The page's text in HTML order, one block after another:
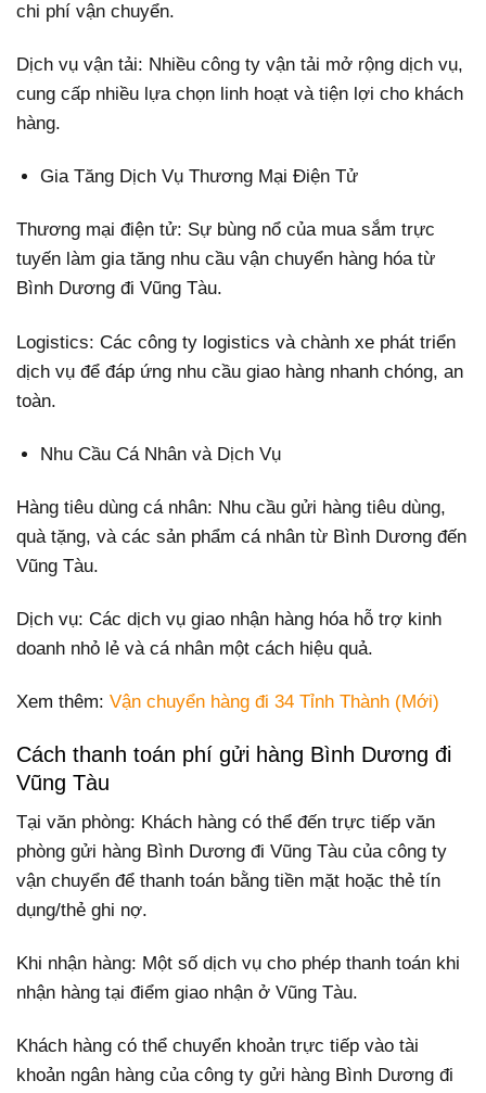
chi phí vận chuyển.
Dịch vụ vận tải: Nhiều công ty vận tải mở rộng dịch vụ,
cung cấp nhiều lựa chọn linh hoạt và tiện lợi cho khách
hàng.
Gia Tăng Dịch Vụ Thương Mại Điện Tử
Thương mại điện tử: Sự bùng nổ của mua sắm trực
tuyến làm gia tăng nhu cầu vận chuyển hàng hóa từ
Bình Dương đi Vũng Tàu.
Logistics: Các công ty logistics và chành xe phát triển
dịch vụ để đáp ứng nhu cầu giao hàng nhanh chóng, an
toàn.
Nhu Cầu Cá Nhân và Dịch Vụ
Hàng tiêu dùng cá nhân: Nhu cầu gửi hàng tiêu dùng,
quà tặng, và các sản phẩm cá nhân từ Bình Dương đến
Vũng Tàu.
Dịch vụ: Các dịch vụ giao nhận hàng hóa hỗ trợ kinh
doanh nhỏ lẻ và cá nhân một cách hiệu quả.
Xem thêm: Vận chuyển hàng đi 34 Tỉnh Thành (Mới)
Cách thanh toán phí gửi hàng Bình Dương đi
Vũng Tàu
Tại văn phòng: Khách hàng có thể đến trực tiếp văn
phòng gửi hàng Bình Dương đi Vũng Tàu của công ty
vận chuyển để thanh toán bằng tiền mặt hoặc thẻ tín
dụng/thẻ ghi nợ.
Khi nhận hàng: Một số dịch vụ cho phép thanh toán khi
nhận hàng tại điểm giao nhận ở Vũng Tàu.
Khách hàng có thể chuyển khoản trực tiếp vào tài
khoản ngân hàng của công ty gửi hàng Bình Dương đi